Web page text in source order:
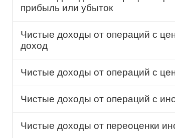
прибыль или убыток
Чистые доходы от операций с
доход
Чистые доходы от операций с
Чистые доходы от операций с
Чистые доходы от переоценки